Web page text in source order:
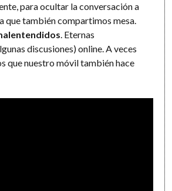
para ocultar la conversación a
que también compartimos mesa.
. Eternas
discusiones) online. A veces
que nuestro móvil también hace